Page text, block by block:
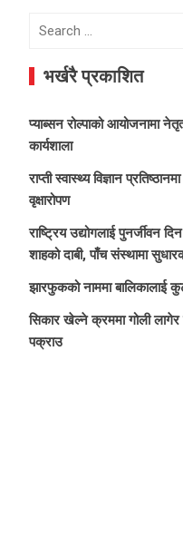
Search
भर्खरै प्रकाशित
प्याब्सन रोल्पाको आयोजनामा
कार्यशाला
राप्ती स्वास्थ्य विज्ञान
वृक्षारोपण
राष्ट्रिय उद्योगलाई पुनर्जीवन
शाहको दाबी, पाँच संस्थामा
झारफुकको नाममा बालिकालाई
सिकार खेल्ने क्रममा गोली
पक्राउ